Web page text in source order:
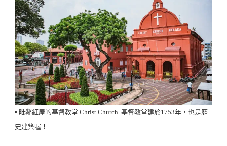
▪️ 毗鄰紅屋的基督教堂 Christ Church. 基督教堂建於1753年，也是歷
史建築喔！